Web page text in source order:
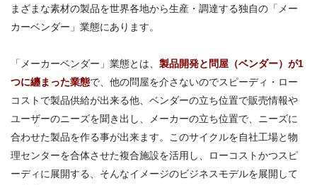
まざまな素材の製品を世界各地から生産・調達する独自の「メー
カーベンダー」業態にあります。
「メーカーベンダー」業態とは、 製品開発と問屋（ベンダー）が1
つに纏まった業態で、他の問屋を介さないのでスピーディ・ロー
コストで製品供給が出来る他、ベンダーの立ち位置で販売情報や
ユーザーのニーズを聞き出し、メーカーの立ち位置で、ニーズに
合わせた製品を作る事が出来ます。このサイクルを自社工場と物
理センターを合体させた複合施設を活用し、ローコストかつスピ
ーディに展開する、そんなイメージのビジネスモデルを展開して